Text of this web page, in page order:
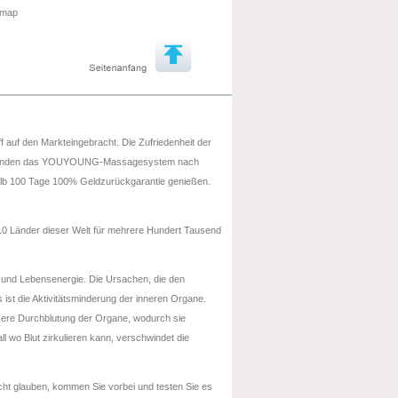
den Markteingebracht. Die Zufriedenheit der
das YOUYOUNG-Massagesystem nach
100 Tage 100% Geldzurückgarantie genießen.
Länder dieser Welt für mehrere Hundert Tausend
Lebensenergie. Die Ursachen, die den
die Aktivitätsminderung der inneren Organe.
Durchblutung der Organe, wodurch sie
wo Blut zirkulieren kann, verschwindet die
glauben, kommen Sie vorbei und testen Sie es